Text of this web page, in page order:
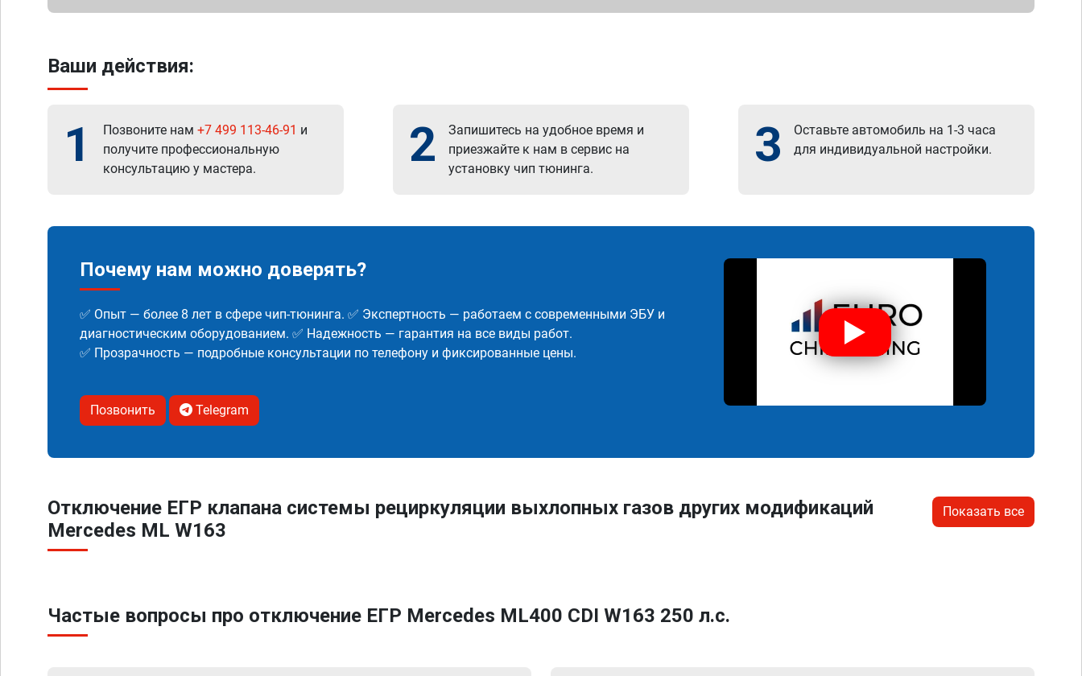
Ваши действия:
1 Позвоните нам +7 499 113-46-91 и
получите профессиональную
консультацию у мастера.
2
Запишитесь на удобное время и
приезжайте к нам в сервис на
установку чип тюнинга.
3
Оставьте автомобиль на 1-3 часа
для индивидуальной настройки.
Почему нам можно доверять?
✅ Опыт — более 8 лет в сфере чип-тюнинга. ✅ Экспертность — работаем с современными ЭБУ и
диагностическим оборудованием. ✅ Надежность — гарантия на все виды работ.
✅ Прозрачность — подробные консультации по телефону и фиксированные цены.
Позвонить Telegram
Отключение ЕГР клапана системы рециркуляции выхлопных газов других модификаций
Mercedes ML W163
Показать все
Частые вопросы про отключение ЕГР Mercedes ML400 CDI W163 250 л.с.